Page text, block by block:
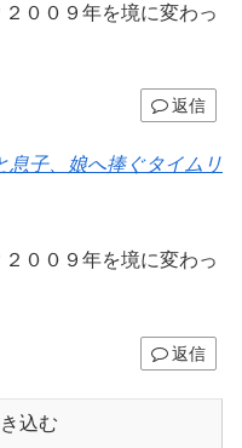
００９年を境に変わっ
返信
息子、娘へ捧ぐタイムリ
００９年を境に変わっ
返信
込む